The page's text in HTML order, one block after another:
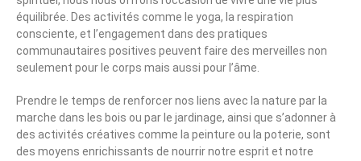
équilibrée. Des activités comme le yoga, la respiration
consciente, et l’engagement dans des pratiques
communautaires positives peuvent faire des merveilles non
seulement pour le corps mais aussi pour l’âme.
Prendre le temps de renforcer nos liens avec la nature par la
marche dans les bois ou par le jardinage, ainsi que s’adonner à
des activités créatives comme la peinture ou la poterie, sont
des moyens enrichissants de nourrir notre esprit et notre